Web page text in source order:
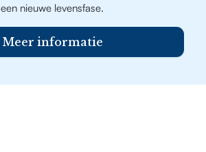
een nieuwe levensfase.
Meer informatie